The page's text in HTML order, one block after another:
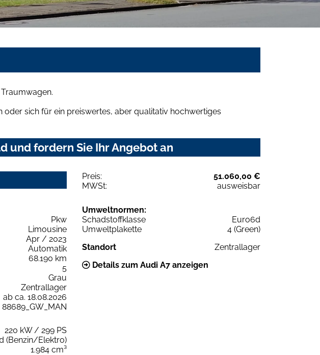
sich für ein preiswertes, aber qualitativ hochwertiges
und fordern Sie Ihr Angebot an
Preis:
51.060,00 €
MWSt:
ausweisbar
Pkw
Limousine
Apr / 2023
Automatik
68.190 km
5
Grau
Zentrallager
ab ca. 18.08.2026
88689_GW_MAN
220 kW / 299 PS
(Benzin/Elektro)
1.984 cm³
Umweltnormen:
Schadstoffklasse
Euro6d
Umweltplakette
4 (Green)
Standort
Zentrallager
Details zum Audi A7 anzeigen